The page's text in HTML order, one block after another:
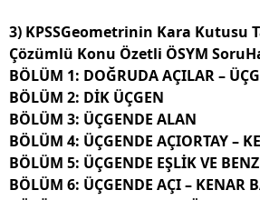
3) KPSSGeometrinin Kara Kutusu
Çözümlü Konu Özetli ÖSYM
BÖLÜM 1: DOĞRUDA AÇILAR –
BÖLÜM 2: DİK ÜÇGEN
BÖLÜM 3: ÜÇGENDE ALAN
BÖLÜM 4: ÜÇGENDE AÇIORTAY –
BÖLÜM 5: ÜÇGENDE EŞLİK VE
BÖLÜM 6: ÜÇGENDE AÇI – KENAR